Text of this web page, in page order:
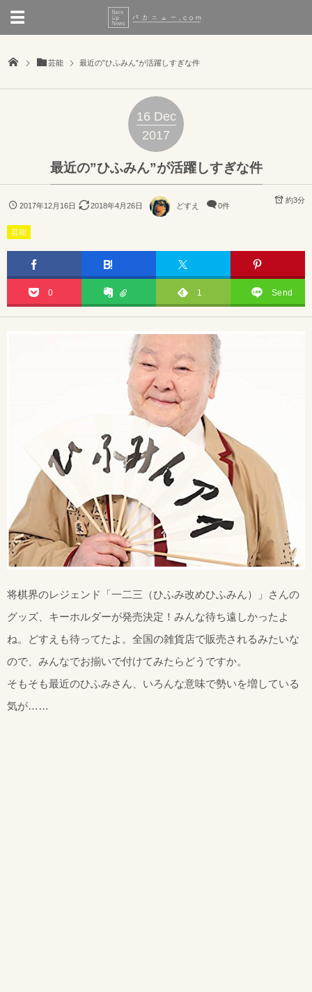
芸能 最近の”ひふみん”が活躍しすぎな件
16 Dec
2017
最近の”ひふみん”が活躍しすぎな件
2017年12月16日 2018年4月26日 どすえ 0件
約3分
芸能
0 1 Send
将棋界のレジェンド「一二三（ひふみ改めひふみん）」さんの
グッズ、キーホルダーが発売決定！みんな待ち遠しかったよ
ね。どすえも待ってたよ。全国の雑貨店で販売されるみたいな
ので、みんなでお揃いで付けてみたらどうですか。
そもそも最近のひふみさん、いろんな意味で勢いを増している
気が……